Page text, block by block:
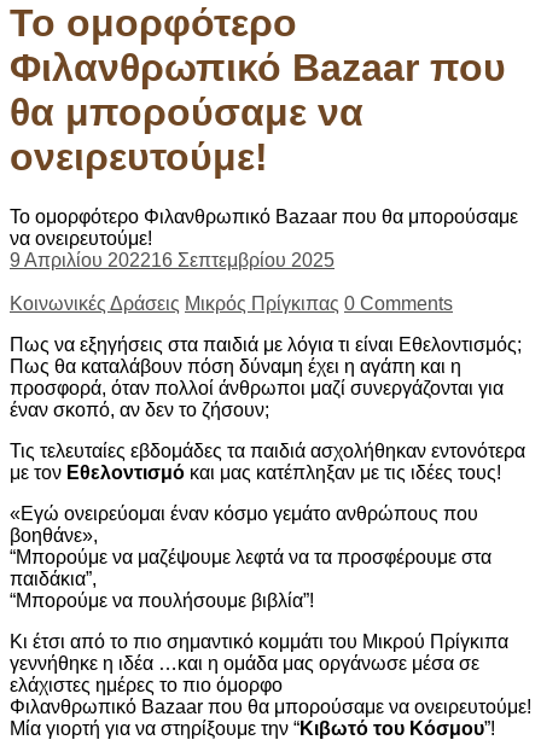
Το ομορφότερο
Φιλανθρωπικό Bazaar που
θα μπορούσαμε να
ονειρευτούμε!
Το ομορφότερο Φιλανθρωπικό Bazaar που θα μπορούσαμε
να ονειρευτούμε!
9 Απριλίου 202216 Σεπτεμβρίου 2025
Κοινωνικές Δράσεις Μικρός Πρίγκιπας 0 Comments
Πως να εξηγήσεις στα παιδιά με λόγια τι είναι Εθελοντισμός;
Πως θα καταλάβουν πόση δύναμη έχει η αγάπη και η
προσφορά, όταν πολλοί άνθρωποι μαζί συνεργάζονται για
έναν σκοπό, αν δεν το ζήσουν;
Τις τελευταίες εβδομάδες τα παιδιά ασχολήθηκαν εντονότερα
με τον Εθελοντισμό και μας κατέπληξαν με τις ιδέες τους!
«Εγώ ονειρεύομαι έναν κόσμο γεμάτο ανθρώπους που
βοηθάνε»,
“Μπορούμε να μαζέψουμε λεφτά να τα προσφέρουμε στα
παιδάκια”,
“Μπορούμε να πουλήσουμε βιβλία”!
Κι έτσι από το πιο σημαντικό κομμάτι του Μικρού Πρίγκιπα
γεννήθηκε η ιδέα …και η ομάδα μας οργάνωσε μέσα σε
ελάχιστες ημέρες το πιο όμορφο
Φιλανθρωπικό Bazaar που θα μπορούσαμε να ονειρευτούμε!
Μία γιορτή για να στηρίξουμε την “Κιβωτό του Κόσμου”!